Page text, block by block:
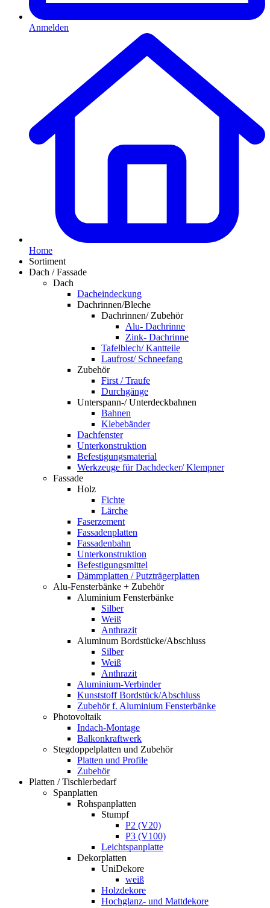
Anmelden
Home
Sortiment
Dach / Fassade
Dach
Dacheindeckung
Dachrinnen/Bleche
Dachrinnen/ Zubehör
Alu- Dachrinne
Zink- Dachrinne
Tafelblech/ Kantteile
Laufrost/ Schneefang
Zubehör
First / Traufe
Durchgänge
Unterspann-/ Unterdeckbahnen
Bahnen
Klebebänder
Dachfenster
Unterkonstruktion
Befestigungsmaterial
Werkzeuge für Dachdecker/ Klempner
Fassade
Holz
Fichte
Lärche
Faserzement
Fassadenplatten
Fassadenbahn
Unterkonstruktion
Befestigungsmittel
Dämmplatten / Putzträgerplatten
Alu-Fensterbänke + Zubehör
Aluminium Fensterbänke
Silber
Weiß
Anthrazit
Aluminum Bordstücke/Abschluss
Silber
Weiß
Anthrazit
Aluminium-Verbinder
Kunststoff Bordstück/Abschluss
Zubehör f. Aluminium Fensterbänke
Photovoltaik
Indach-Montage
Balkonkraftwerk
Stegdoppelplatten und Zubehör
Platten und Profile
Zubehör
Platten / Tischlerbedarf
Spanplatten
Rohspanplatten
Stumpf
P2 (V20)
P3 (V100)
Leichtspanplatte
Dekorplatten
UniDekore
weiß
Holzdekore
Hochglanz- und Mattdekore